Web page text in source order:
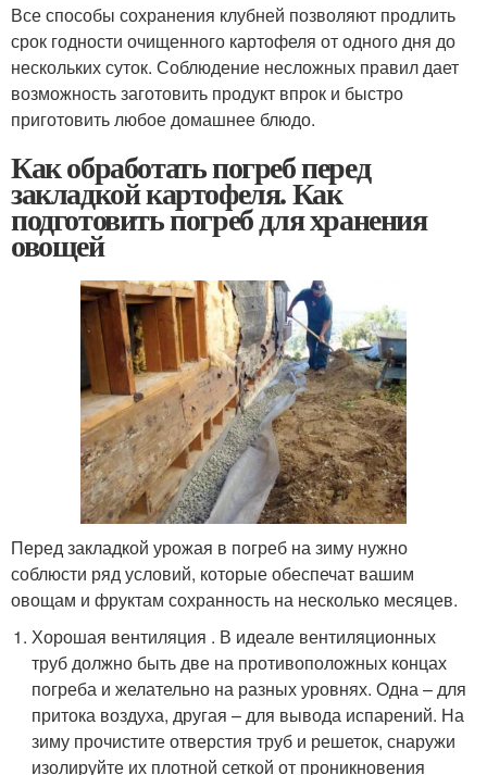
Все способы сохранения клубней позволяют продлить
срок годности очищенного картофеля от одного дня до
нескольких суток. Соблюдение несложных правил дает
возможность заготовить продукт впрок и быстро
приготовить любое домашнее блюдо.
Как обработать погреб перед
закладкой картофеля. Как
подготовить погреб для хранения
овощей
Перед закладкой урожая в погреб на зиму нужно
соблюсти ряд условий, которые обеспечат вашим
овощам и фруктам сохранность на несколько месяцев.
Хорошая вентиляция . В идеале вентиляционных
труб должно быть две на противоположных концах
погреба и желательно на разных уровнях. Одна – для
притока воздуха, другая – для вывода испарений. На
зиму прочистите отверстия труб и решеток, снаружи
изолируйте их плотной сеткой от проникновения